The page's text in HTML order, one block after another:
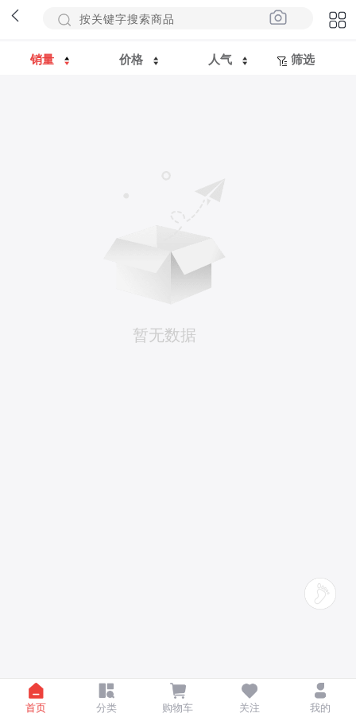
销量 价格 人气 筛选
暂无数据
首页 分类 购物车 关注 我的